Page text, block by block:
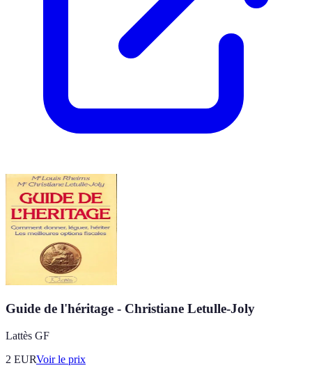
Guide de l'héritage - Christiane Letulle-Joly
Lattès GF
2 EURVoir le prix